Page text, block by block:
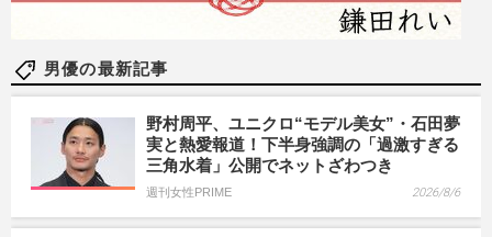
男優の最新記事
野村周平、ユニクロ“モデル美女”・石田夢
実と熱愛報道！下半身強調の「過激すぎる
三角水着」公開でネットざわつき
週刊女性PRIME 2026/8/6